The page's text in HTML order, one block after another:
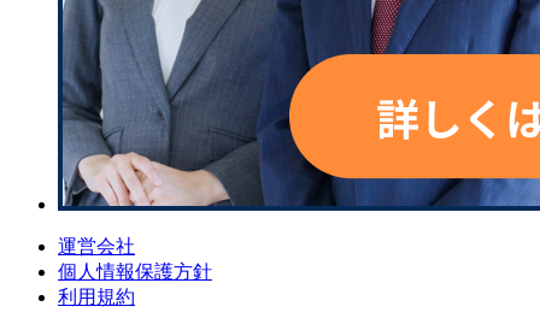
運営会社
個人情報保護方針
利用規約